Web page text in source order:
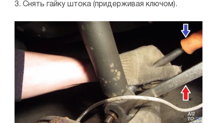
3. Снять гайку штока (придерживая ключом).